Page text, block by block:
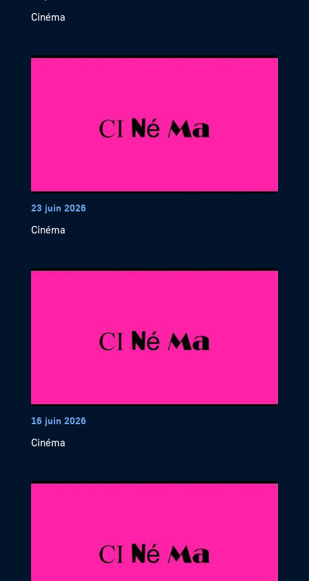
Cinéma
23 juin 2026
Cinéma
16 juin 2026
Cinéma